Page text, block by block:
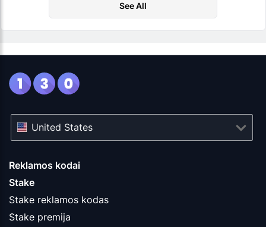
See All
Reklamos kodai
Stake
Stake reklamos kodas
Stake premija
United States